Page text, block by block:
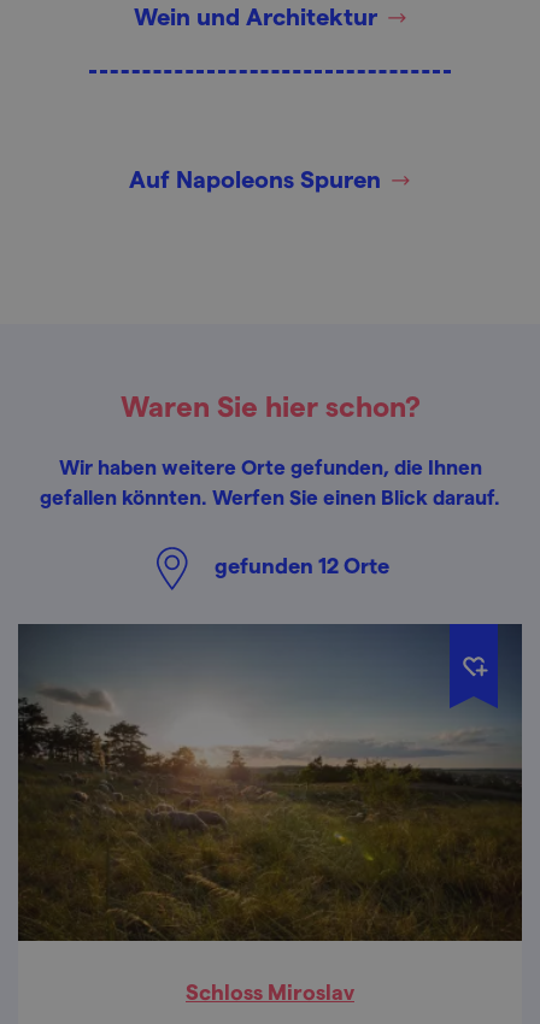
Wein und Architektur
Auf Napoleons Spuren
Waren Sie hier schon?
Wir haben weitere Orte gefunden, die Ihnen
gefallen könnten. Werfen Sie einen Blick darauf.
gefunden 12Orte
Schloss Miroslav